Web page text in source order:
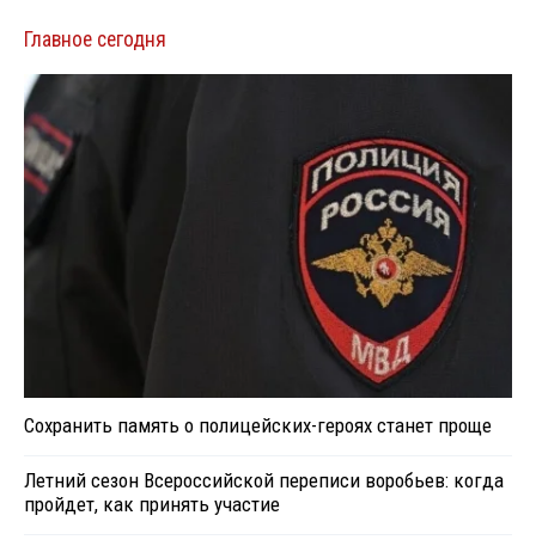
Главное сегодня
Сохранить память о полицейских-героях станет проще
Летний сезон Всероссийской переписи воробьев: когда
пройдет, как принять участие